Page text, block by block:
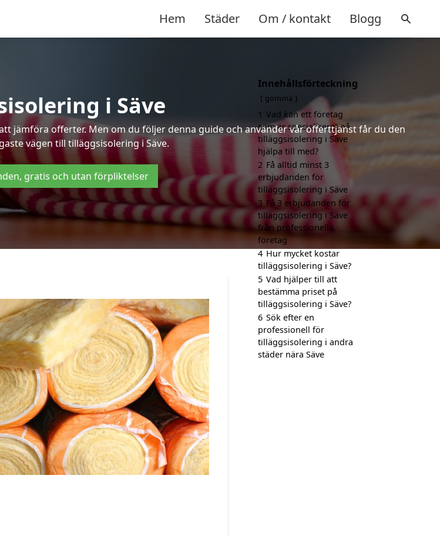
Hem Städer Om / kontakt Blogg
i Säve
jämföra offerter. Men om du följer denna guide och använder vår offerttjänst får du den
vägen till tilläggsisolering i Säve.
gratis och utan förpliktelser
Innehållsförteckning
gömma
1 Vad kan ett företag
som är specialiserat på
tilläggsisolering i Säve
hjälpa till med?
2 Få alltid minst 3
erbjudanden för
tilläggsisolering i Säve
3 Få 3 erbjudanden för
tilläggsisolering i Säve
från professionella
företag
4 Hur mycket kostar
tilläggsisolering i Säve?
5 Vad hjälper till att
bestämma priset på
tilläggsisolering i Säve?
6 Sök efter en
professionell för
tilläggsisolering i andra
städer nära Säve